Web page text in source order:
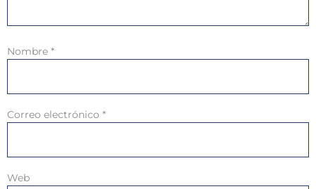
Nombre *
Correo electrónico *
Web